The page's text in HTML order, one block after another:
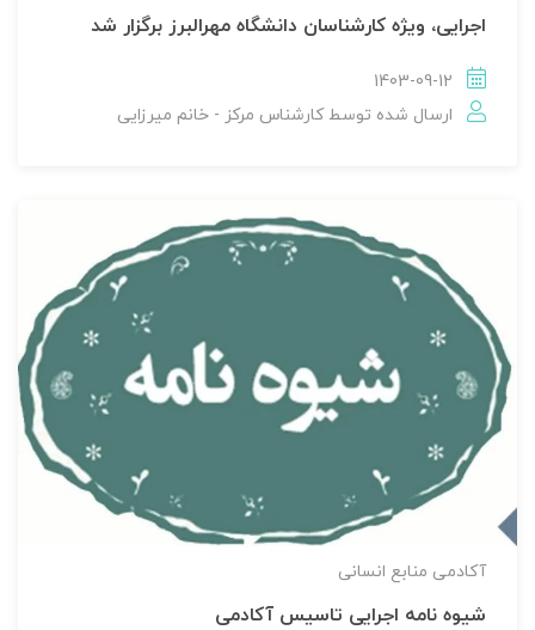
اجرایی، ویژه کارشناسان دانشگاه مهرالبرز برگزار شد
1403-09-12
ارسال شده توسطکارشناس مرکز - خانم میرزایی
آکادمی منابع انسانی
شیوه نامه اجرایی تاسیس آکادمی